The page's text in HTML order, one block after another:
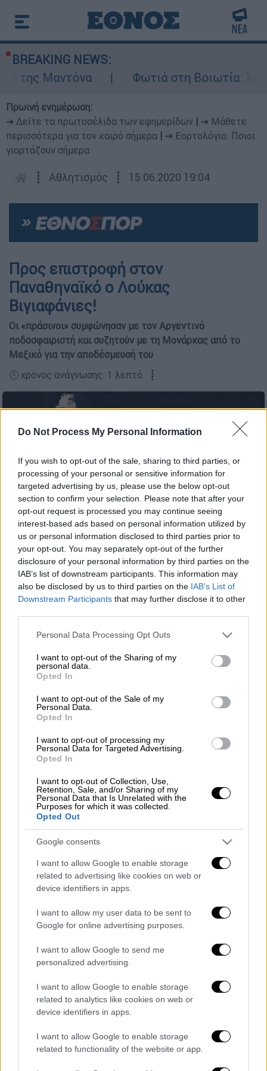
Do Not Process My Personal Information
If you wish to opt-out of the sale, sharing to third parties, or
processing of your personal or sensitive information for
targeted advertising by us, please use the below opt-out
section to confirm your selection. Please note that after your
opt-out request is processed you may continue seeing
interest-based ads based on personal information utilized by
us or personal information disclosed to third parties prior to
your opt-out. You may separately opt-out of the further
disclosure of your personal information by third parties on the
IAB’s list of downstream participants. This information may
also be disclosed by us to third parties on the IAB’s List of
Downstream Participants that may further disclose it to other
Please note that this website/app uses one or more Google
not limited to your visit or usage behaviour. You may click to
grant or deny consent to Google and its third-party tags to
use your data for below specified purposes in below Google
consent section.
Personal Data Processing Opt Outs
I want to opt-out of the Sharing of my
personal data.
Opted In
I want to opt-out of the Sale of my
Personal Data.
Opted In
I want to opt-out of processing my
Personal Data for Targeted Advertising.
Opted In
I want to opt-out of Collection, Use,
Retention, Sale, and/or Sharing of my
Personal Data that Is Unrelated with the
Purposes for which it was collected.
Opted Out
Google consents
I want to allow Google to enable storage
related to advertising like cookies on web or
device identifiers in apps.
I want to allow my user data to be sent to
Google for online advertising purposes.
I want to allow Google to send me
personalized advertising.
I want to allow Google to enable storage
related to analytics like cookies on web or
device identifiers in apps.
I want to allow Google to enable storage
related to functionality of the website or app.
BREAKING NEWS:
της Μαντόνα
Φωτιά στη Βοιωτία: Ίση
Πρωινή ενημέρωση:
➔ Δείτε τα πρωτοσέλιδα των εφημερίδων
➔ Μάθετε
περισσότερα για τον καιρό σήμερα
➔ Εορτολόγιο: Ποιοι
γιορτάζουν σήμερα
┋ Αθλητισμός ┋ 15.06.2020 19:04
Προς επιστροφή στον
Παναθηναϊκό ο Λούκας
Βιγιαφάνιες!
Οι «πράσινοι» συμφώνησαν με τον Αργεντινό
ποδοσφαιριστή και συζητούν με τη Μονάρκας από το
Μεξικό για την αποδέσμευσή του
🕛 χρόνος ανάγνωσης: 1 λεπτό ┋
(Intime)
Προσθέστε το ΕΘΝΟΣ στη Google
Επειτα από διαπραγματεύσεις αρκετών
ημερών οΠαναθηναϊκός κατέληξε σε
προφορική συμφωνία με τονΛούκας
Βιγιαφάνιες. Ο Αργεντινός μεσοεπιθετικός,
Μονάρκας, συμφώνησε για να επιστρέψει
στο «τριφύλλι» έπειτα από δυόμισι χρόνια, κι
αφού προηγήθηκε το πέρασμά του από τα
γήπεδα τηςΤουρκίας και του Μεξικού.
Πλέον οι «πράσινοι» επικεντρώνονται στις
συζητήσεις με τον μεξικανικό σύλλογο
προκειμένου να εξασφαλίσουν την έγκριση
Κατά πληροφορίες, η συμφωνία του
Παναθηναϊκού με τον Αργεντινό
μεσοεπιθετικό, ο οποίος δεν υπολογίζεται
από την ομάδα του, θα είναι τριετούς
διάρκειας και θα λαμβάνει περί τις 500.000
ευρώ ετησίως, καθώς θα έχει ένα απ' τα
ακριβότερα συμβόλαια της ομάδας.
Διαβάστε ακόμη
γνώση, τη φύση και την τεχνολογία
Απίστευτη ιστορία στην Ελλάδα – Πώς μια
μπάλα ταξίδεψε στη θάλασσα 80 μίλια για
να κρατήσει ζωντανό έναν 30χρονο!
Κορυφώνεται το κύμα ζέστης: Πού θα
δείξει 40αρια το θερμόμετρο - Οι περιοχές
σε red code